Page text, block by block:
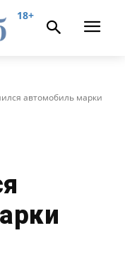
18+
автомобиль марки